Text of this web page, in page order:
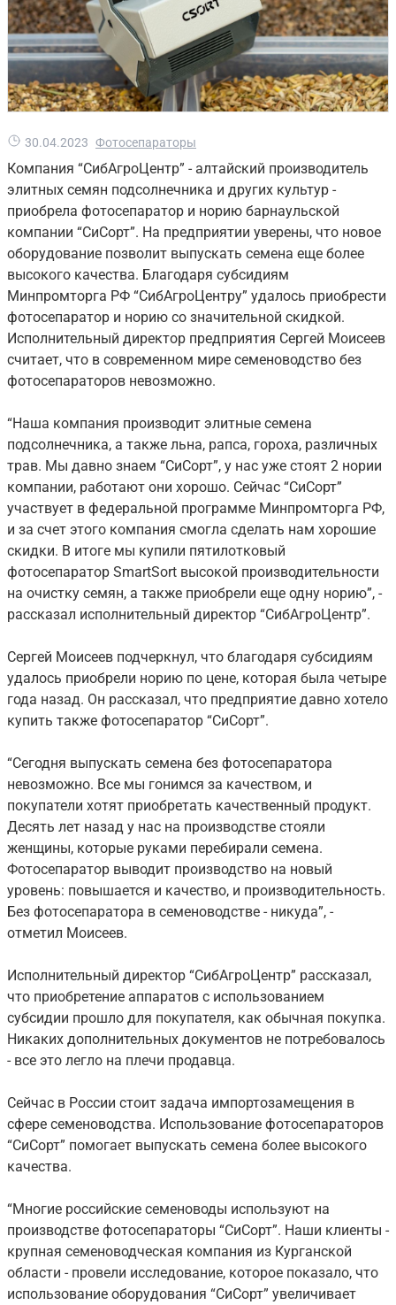
30.04.2023 Фотосепараторы
Компания “СибАгроЦентр” - алтайский производитель
элитных семян подсолнечника и других культур -
приобрела фотосепаратор и норию барнаульской
компании “СиСорт”. На предприятии уверены, что новое
оборудование позволит выпускать семена еще более
высокого качества. Благодаря субсидиям
Минпромторга РФ “СибАгроЦентру” удалось приобрести
фотосепаратор и норию со значительной скидкой.
Исполнительный директор предприятия Сергей Моисеев
считает, что в современном мире семеноводство без
фотосепараторов невозможно.
“Наша компания производит элитные семена
подсолнечника, а также льна, рапса, гороха, различных
трав. Мы давно знаем “СиСорт”, у нас уже стоят 2 нории
компании, работают они хорошо. Сейчас “СиСорт”
участвует в федеральной программе Минпромторга РФ,
и за счет этого компания смогла сделать нам хорошие
скидки. В итоге мы купили пятилотковый
фотосепаратор SmartSort высокой производительности
на очистку семян, а также приобрели еще одну норию”, -
рассказал исполнительный директор “СибАгроЦентр”.
Сергей Моисеев подчеркнул, что благодаря субсидиям
удалось приобрели норию по цене, которая была четыре
года назад. Он рассказал, что предприятие давно хотело
купить также фотосепаратор “СиСорт”.
“Сегодня выпускать семена без фотосепаратора
невозможно. Все мы гонимся за качеством, и
покупатели хотят приобретать качественный продукт.
Десять лет назад у нас на производстве стояли
женщины, которые руками перебирали семена.
Фотосепаратор выводит производство на новый
уровень: повышается и качество, и производительность.
Без фотосепаратора в семеноводстве - никуда”, -
отметил Моисеев.
Исполнительный директор “СибАгроЦентр” рассказал,
что приобретение аппаратов с использованием
субсидии прошло для покупателя, как обычная покупка.
Никаких дополнительных документов не потребовалось
- все это легло на плечи продавца.
Сейчас в России стоит задача импортозамещения в
сфере семеноводства. Использование фотосепараторов
“СиСорт” помогает выпускать семена более высокого
качества.
“Многие российские семеноводы используют на
производстве фотосепараторы “СиСорт”. Наши клиенты -
крупная семеноводческая компания из Курганской
области - провели исследование, которое показало, что
использование оборудования “СиСорт” увеличивает